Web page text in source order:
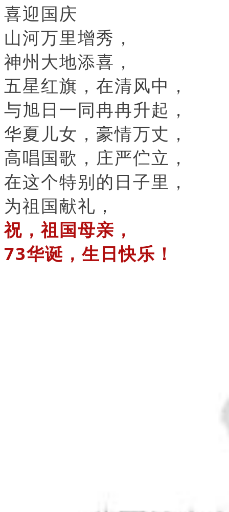
喜迎国庆
山河万里增秀，
神州大地添喜，
五星红旗，在清风中，
与旭日一同冉冉升起，
华夏儿女，豪情万丈，
高唱国歌，庄严伫立，
在这个特别的日子里，
为祖国献礼，
祝，祖国母亲，
73华诞，生日快乐！